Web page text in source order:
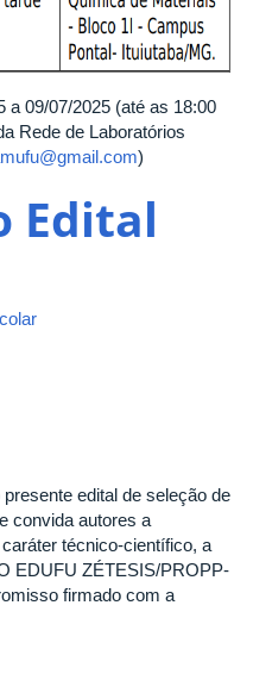
a 09/07/2025 (até as 18:00
Rede de Laboratórios
)
Edital
edital de seleção de
convida autores a
técnico-científico, a
EDUFU ZÉTESIS/PROPP-
firmado com a